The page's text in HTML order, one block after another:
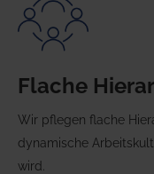
Flache
Wir pflegen flache
dynamische
wird.